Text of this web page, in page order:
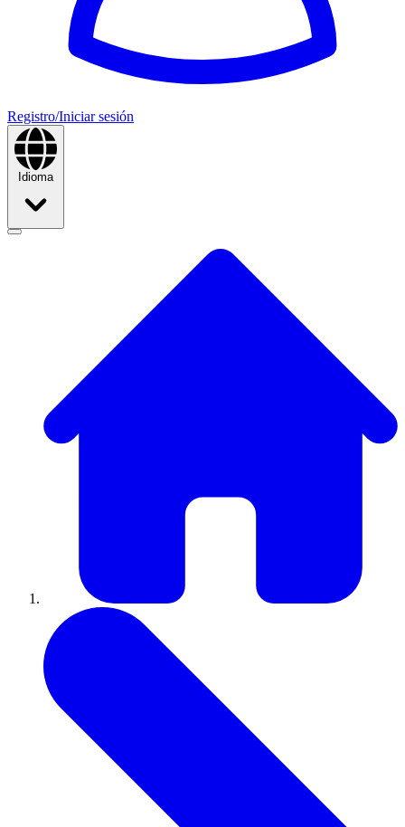
Registro/Iniciar sesión
Idioma